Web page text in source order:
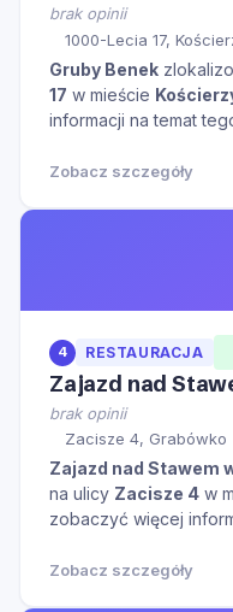
brak opinii
1000-Lecia 17,
Gruby Benek
17 w mieście
informacji na temat
Zobacz szczegóły
4 RESTAURACJA
Zajazd nad
brak opinii
Zacisze 4, Grabówko
Zajazd nad Stawem
na ulicy Zacisze 4 w
zobaczyć więcej
Zobacz szczegóły